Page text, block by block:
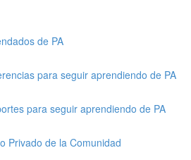
de PA
para seguir aprendiendo de PA
para seguir aprendiendo de PA
Privado de la Comunidad